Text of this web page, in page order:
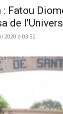
: Fatou
de
2020 à 03:32